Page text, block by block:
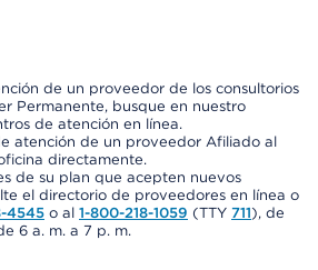
de un proveedor de los consultorios
Permanente, busque en nuestro
de atención en línea.
atención de un proveedor Afiliado al
directamente.
de su plan que acepten nuevos
el directorio de proveedores en línea o
4545 o al 1-800-218-1059 (TTY 711), de
6 a. m. a 7 p. m.